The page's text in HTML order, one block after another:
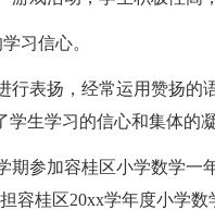
习信心。
行表扬，经常运用赞扬的
生学习的信心和集体的凝
参加容桂区小学数学一
容桂区20xx学年度小学数